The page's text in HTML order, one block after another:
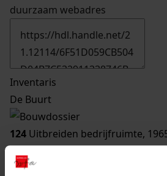
duurzaam webadres
Inventaris
De Buurt
124 Uitbreiden bedrijfruimte,
Datering:
1965